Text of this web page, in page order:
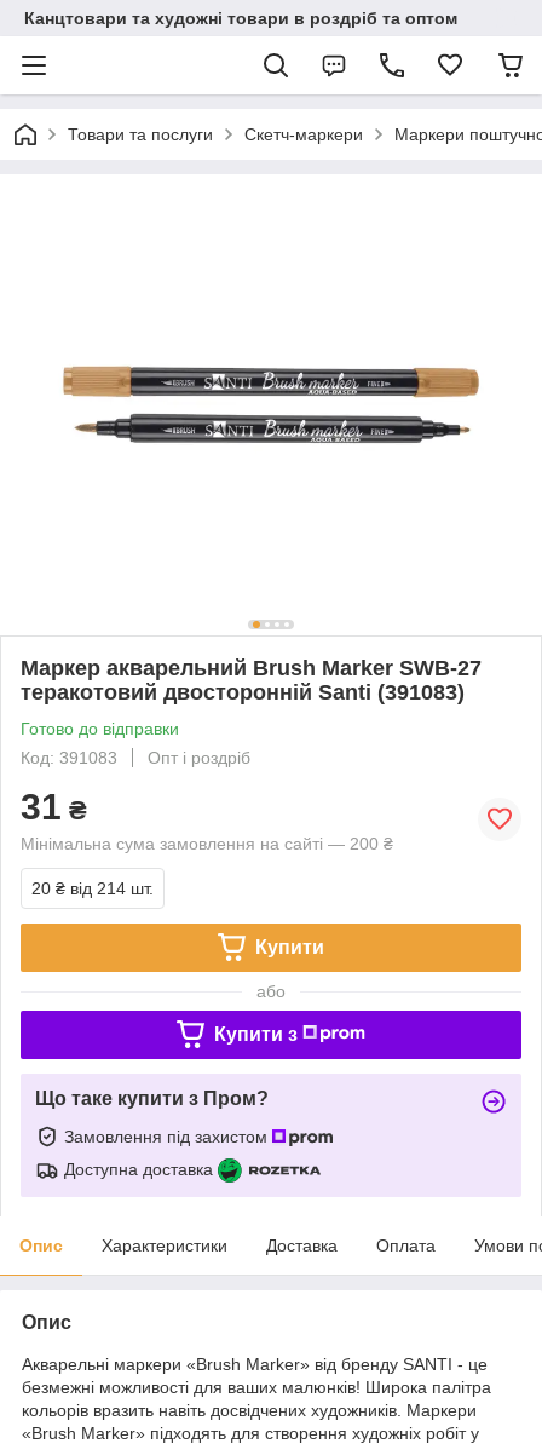
Канцтовари та художні товари в роздріб та оптом
Товари та послуги Скетч-маркери Маркери
Маркер акварельний Brush Marker SWB-27
теракотовий двосторонній Santi (391083)
Готово до відправки
Код: 391083
Опт і роздріб
31 ₴
Мінімальна сума замовлення на сайті — 200 ₴
20 ₴ від 214 шт.
Купити
або
Купити з
Що таке купити з Пром?
Замовлення під захистом
Доступна доставка
Опис Характеристики Доставка Оплата Умови
Опис
Акварельні маркери «Brush Marker» від бренду SANTI - це
безмежні можливості для ваших малюнків! Широка палітра
кольорів вразить навіть досвідчених художників. Маркери
«Brush Marker» підходять для створення художніх робіт у